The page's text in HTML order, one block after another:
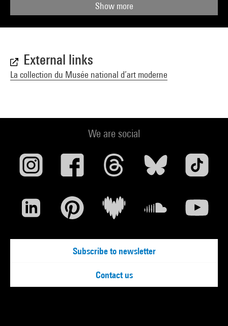
Show more
External links
La collection du Musée national d’art moderne
We are social
Subscribe to newsletter
Contact us